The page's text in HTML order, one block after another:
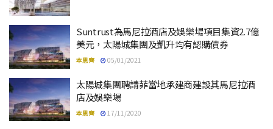
Suntrust為馬尼拉酒店及娛樂場項目集資2.7億
美元，太陽城集團及凱升均有認購債券
本思齊 05/01/2021
太陽城集團聘請菲當地承建商建設其馬尼拉酒
店及娛樂場
本思齊 17/11/2020